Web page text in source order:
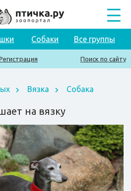
Собаки Все группы
Поиск по сайту
Вязка Собака
на вязку